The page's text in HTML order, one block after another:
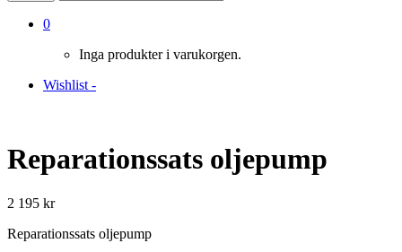
0
Inga produkter i varukorgen.
Wishlist -
Reparationssats oljepump
2 195 kr
Reparationssats oljepump